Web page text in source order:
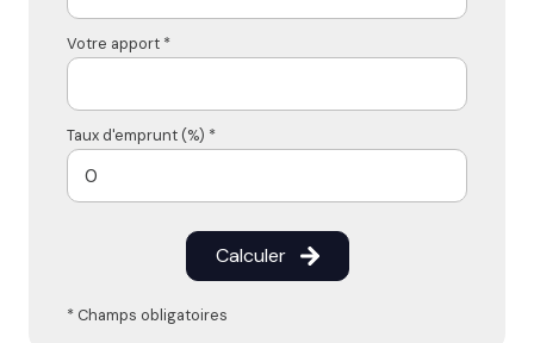
Votre apport *
Taux d'emprunt (%) *
Calculer
* Champs obligatoires